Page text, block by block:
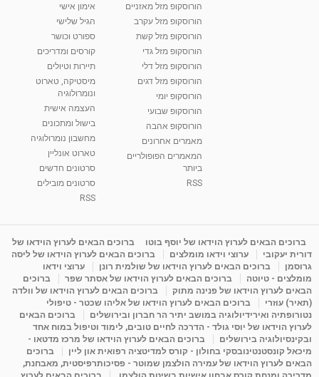
01:37
יוסי שר - מתמחה בשיטת אלכסנדר וטאי צ'י
2,734 צפיות
01:46
רנה רז-גילו -טיפול אנרגטי ויעוץ רוחני - נומרולוגית
2,310 צפיות
05:37
סודות בתאריך הלידה, משמעות חודש הלידה -
ינואר זינה ליבשיץ נומרולוגית
ליסה גרוסמן - המרכז לאימון התנהגותי - קשב
09:12
מדיטציה בדמיון מודרך - היכרות עם האני הפנימי
מאת admin 11 שנים 3,644 צפיות
פנינה מתוק - מרכז "נתיב הלב" בהרצליה-
מדיטציה-התחדשות
Shahar-vod
הורוסקופ מזל מאזניים
הורוסקופ מזל עקרב
הורוסקופ מזל קשת
הורוסקופ מזל גדי
הורוסקופ מזל דלי
הורוסקופ מזל דגים
הורוסקופ יומי
הורוסקופ שבועי
הורוסקופ אהבה
מאמרים אחרונים
המאמרים הפופולריים
ביותר
RSS
אימון אישי
הגיל שלישי
ספורט וכושר
קורסים ומדריכים
תיירות וטיולים
מיסטיקה, טארוט
ונומרולוגיה
העצמה אישית
בישול ומתכונים
מחשבון נומרולוגיה
טארוט אונליין
סרטונים חדשים
סרטונים מובילים
RSS
ברוכים הבאים לערוץ הוידאו של יוסף בוטו
ברוכים הבאים לערוץ הוידאו של
דורית יעקובי
ערוצי וידאו מומלצים
ברוכים הבאים לערוץ הוידאו של ליסה
גרוסמן
ברוכים הבאים לערוץ הוידאו של שולמית רונן
ערוצי וידאו
מומלצים - טיוטה
ברוכים הבאים לערוץ הוידאו של אסתר שפר
ברוכים
הבאים לערוץ הוידאו של פנינה מתוק
ברוכים הבאים לערוץ הוידאו של וולדה
(תאיר) עוזרי
ברוכים הבאים לערוץ הוידאו של אליהו שכטר - טיפולי
נטורופתיה ואירידיולוגיה במושב יתיר הר חברון ובירושלים
ברוכים הבאים
לערוץ הוידאו של יוסי גולד - הדרכה לחיים טובים, לימוד וטיפול במוח אחד
ובקינסיולוגיה בירושלים
ברוכים הבאים לערוץ הוידאו של מרכז מדטאו -
מיכאל קונסטנטינובסקי בחולון - קורס למדיטציה רפואית און ליין
ברוכים
הבאים לערוץ הוידאו של עמירה הולצמן שמוטר - פסיכותרפיסטית, מאבחנת,